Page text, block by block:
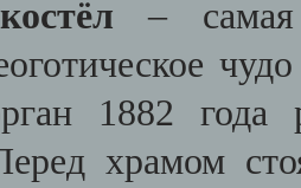
– самая
1882
храмом